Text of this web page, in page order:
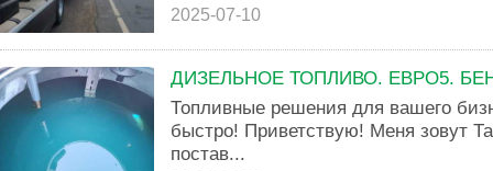
2025-07-10
ДИЗЕЛЬНОЕ ТОПЛИВО. ЕВРО5.
Топливные решения для вашего
быстро! Приветствую! Меня зовут
постав...